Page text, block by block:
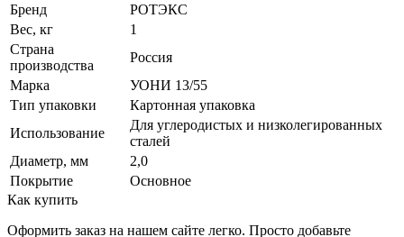
Бренд
РОТЭКС
Вес, кг
1
Страна
производства
Россия
Марка
УОНИ 13/55
Тип упаковки
Картонная упаковка
Использование
Для углеродистых и низколегированных
сталей
Диаметр, мм
2,0
Покрытие
Основное
Как купить
Оформить заказ на нашем сайте легко. Просто добавьте